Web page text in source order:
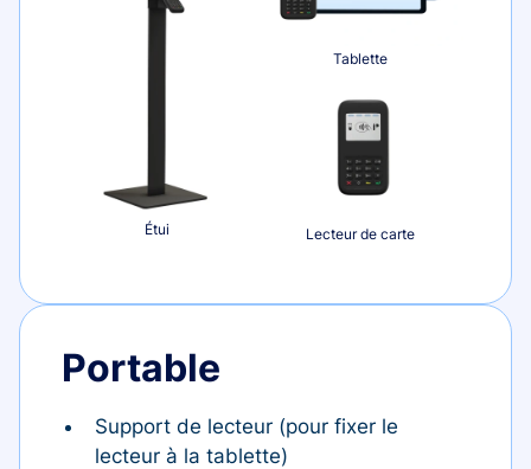
Étui
Tablette
Lecteur de carte
Portable
Support de lecteur (pour fixer le
lecteur à la tablette)